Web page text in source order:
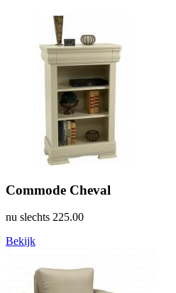
Commode Cheval
nu slechts 225.00
Bekijk